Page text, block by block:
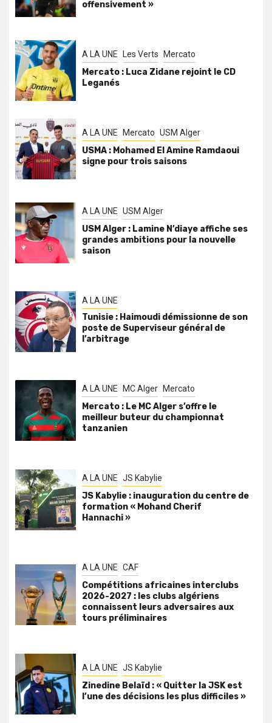
offensivement »
A LA UNE Les Verts Mercato
Mercato : Luca Zidane rejoint le CD
Leganés
A LA UNE Mercato USM Alger
USMA : Mohamed El Amine Ramdaoui
signe pour trois saisons
A LA UNE USM Alger
USM Alger : Lamine N’diaye affiche ses
grandes ambitions pour la nouvelle
saison
A LA UNE
Tunisie : Haimoudi démissionne de son
poste de Superviseur général de
l’arbitrage
A LA UNE MC Alger Mercato
Mercato : Le MC Alger s’offre le
meilleur buteur du championnat
tanzanien
A LA UNE JS Kabylie
JS Kabylie : inauguration du centre de
formation « Mohand Cherif
Hannachi »
A LA UNE CAF
Compétitions africaines interclubs
2026-2027 : les clubs algériens
connaissent leurs adversaires aux
tours préliminaires
A LA UNE JS Kabylie
Zinedine Belaïd : « Quitter la JSK est
l’une des décisions les plus difficiles »